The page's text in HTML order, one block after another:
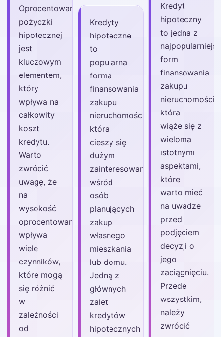
Oprocentowanie
pożyczki
hipotecznej
jest
kluczowym
elementem,
który
wpływa na
całkowity
koszt
kredytu.
Warto
zwrócić
uwagę, że
na
wysokość
oprocentowania
wpływa
wiele
czynników,
które mogą
się różnić
w
zależności
od
Kredyty
hipoteczne
to
popularna
forma
finansowania
zakupu
nieruchomości,
która
cieszy się
dużym
zainteresowaniem
wśród
osób
planujących
zakup
własnego
mieszkania
lub domu.
Jedną z
głównych
zalet
kredytów
hipotecznych
Kredyt
hipoteczny
to jedna z
form
finansowania
zakupu
nieruchomości,
która
wiąże się z
wieloma
istotnymi
aspektami,
które
warto mieć
na uwadze
przed
podjęciem
decyzji o
jego
zaciągnięciu.
Przede
wszystkim,
należy
zwrócić